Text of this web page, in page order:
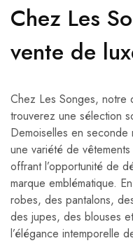
Chez Les
vente de
Chez Les Songes, notre
trouverez une sélection
Demoiselles en
une variété de
offrant l’opportunité de
marque emblématique.
robes, des pantalons,
des jupes, des blouses
l’élégance intemporelle